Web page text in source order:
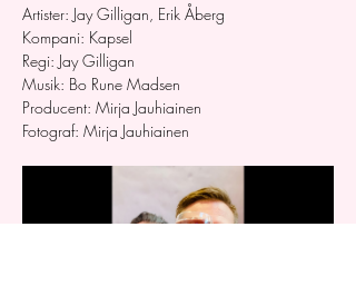
Artister: Jay Gilligan, Erik Åberg
Kompani: Kapsel
Regi: Jay Gilligan
Musik: Bo Rune Madsen
Producent: Mirja Jauhiainen
Fotograf: Mirja Jauhiainen